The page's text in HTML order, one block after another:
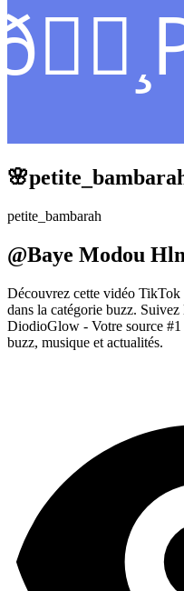
petite_bambarah
@Baye Modou
Découvrez cette vidéo TikTok
dans la catégorie buzz.
DiodioGlow - Votre source
buzz, musique et actualités.